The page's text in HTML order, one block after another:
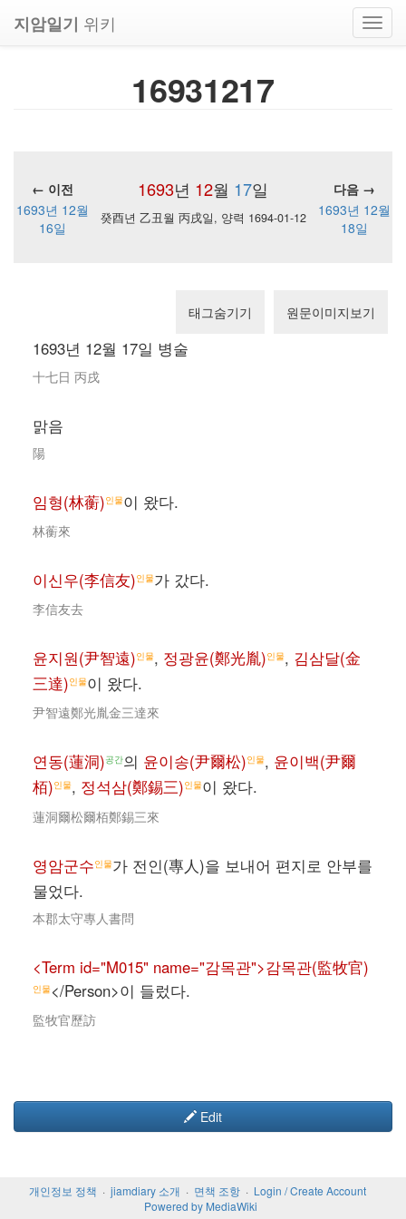
지암일기 위키
16931217
1693년 12월 17일
← 이전
다음 →
1693년 12월
16일
癸酉년 乙丑월 丙戌일, 양력 1694-01-12
1693년 12월
18일
태그숨기기 원문이미지보기
1693년 12월 17일 병술
十七日 丙戌
맑음
陽
임형(林蘅)인물이 왔다.
林蘅來
이신우(李信友)인물가 갔다.
李信友去
윤지원(尹智遠)인물, 정광윤(鄭光胤)인물, 김삼달(金
三達)인물이 왔다.
尹智遠鄭光胤金三達來
연동(蓮洞)공간의 윤이송(尹爾松)인물, 윤이백(尹爾
栢)인물, 정석삼(鄭錫三)인물이 왔다.
蓮洞爾松爾栢鄭錫三來
영암군수인물가 전인(專人)을 보내어 편지로 안부를
물었다.
本郡太守專人書問
<Term id="M015" name="감목관">감목관(監牧官)
인물</Person>이 들렀다.
監牧官歷訪
Edit
개인정보 정책 jiamdiary 소개 면책 조항
Login / Create Account
Powered by MediaWiki